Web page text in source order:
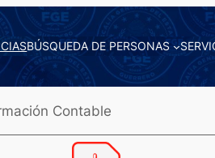
BÚSQUEDA DE PERSONAS
Contable